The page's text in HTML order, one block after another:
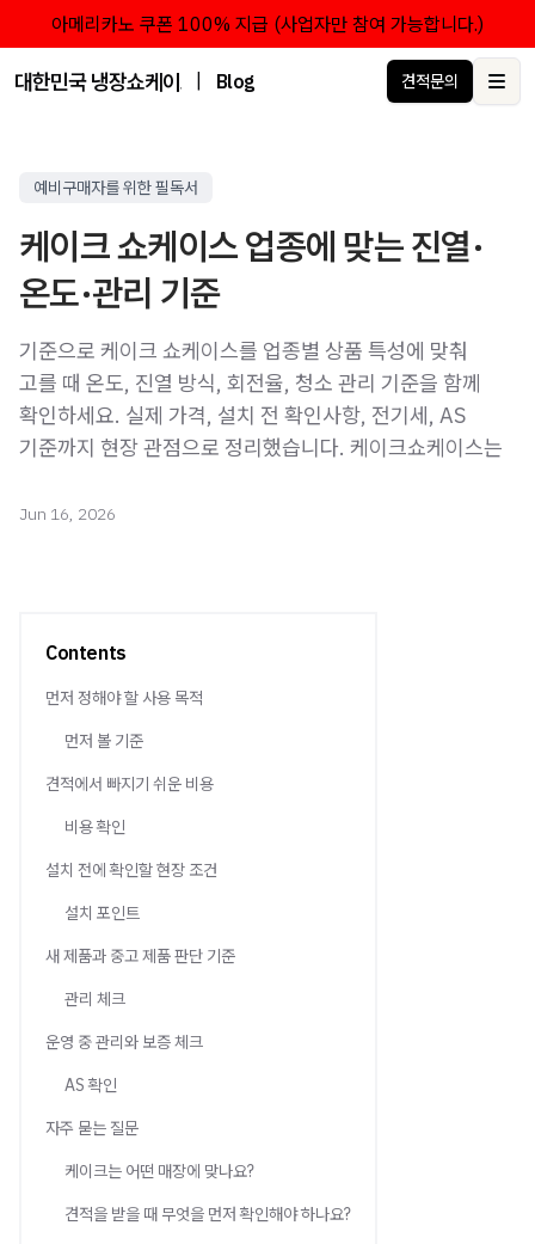
아메리카노 쿠폰 100% 지급 (사업자만 참여 가능합니다.)
대한민국 냉장쇼케이스 점유율 1위 브랜드 한성쇼케이스
Blog 견적문의
예비구매자를 위한 필독서
케이크 쇼케이스 업종에 맞는 진열·
온도·관리 기준
기준으로 케이크 쇼케이스를 업종별 상품 특성에 맞춰
고를 때 온도, 진열 방식, 회전율, 청소 관리 기준을 함께
확인하세요. 실제 가격, 설치 전 확인사항, 전기세, AS
기준까지 현장 관점으로 정리했습니다. 케이크쇼케이스는
Jun 16, 2026
Contents
먼저 정해야 할 사용 목적
먼저 볼 기준
견적에서 빠지기 쉬운 비용
비용 확인
설치 전에 확인할 현장 조건
설치 포인트
새 제품과 중고 제품 판단 기준
관리 체크
운영 중 관리와 보증 체크
AS 확인
자주 묻는 질문
케이크는 어떤 매장에 맞나요?
견적을 받을 때 무엇을 먼저 확인해야 하나요?